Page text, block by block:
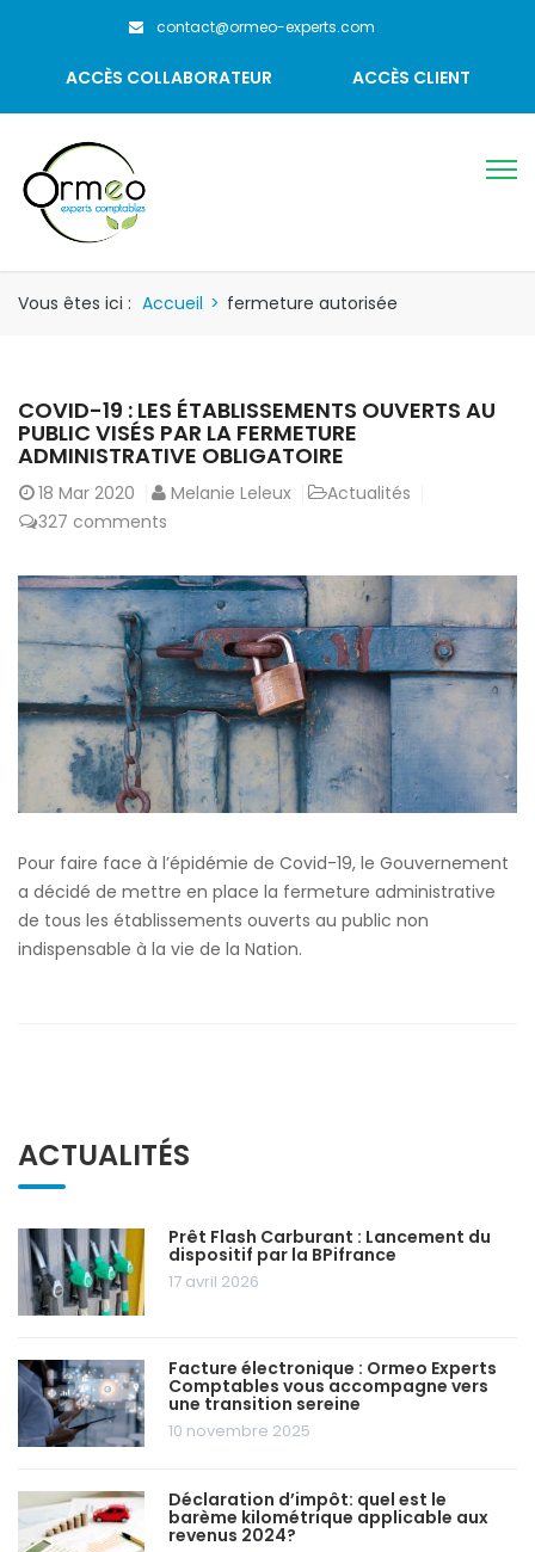
contact@ormeo-experts.com
ACCÈS COLLABORATEUR ACCÈS CLIENT
Vous êtes ici : Accueil > fermeture autorisée
COVID-19 : LES ÉTABLISSEMENTS OUVERTS AU
PUBLIC VISÉS PAR LA FERMETURE
ADMINISTRATIVE OBLIGATOIRE
18 Mar 2020 Melanie Leleux
Actualités
327 comments
Pour faire face à l’épidémie de Covid-19, le Gouvernement
a décidé de mettre en place la fermeture administrative
de tous les établissements ouverts au public non
indispensable à la vie de la Nation.
ACTUALITÉS
Prêt Flash Carburant : Lancement du
dispositif par la BPifrance
17 avril 2026
Facture électronique : Ormeo Experts
Comptables vous accompagne vers
une transition sereine
10 novembre 2025
Déclaration d’impôt: quel est le
barème kilométrique applicable aux
revenus 2024?